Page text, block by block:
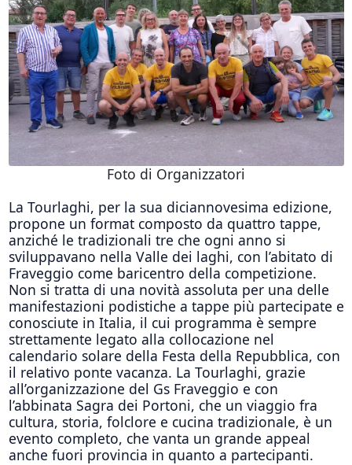
Foto di Organizzatori
La Tourlaghi, per la sua diciannovesima edizione,
propone un format composto da quattro tappe,
anziché le tradizionali tre che ogni anno si
sviluppavano nella Valle dei laghi, con l’abitato di
Fraveggio come baricentro della competizione.
Non si tratta di una novità assoluta per una delle
manifestazioni podistiche a tappe più partecipate e
conosciute in Italia, il cui programma è sempre
strettamente legato alla collocazione nel
calendario solare della Festa della Repubblica, con
il relativo ponte vacanza. La Tourlaghi, grazie
all’organizzazione del Gs Fraveggio e con
l’abbinata Sagra dei Portoni, che un viaggio fra
cultura, storia, folclore e cucina tradizionale, è un
evento completo, che vanta un grande appeal
anche fuori provincia in quanto a partecipanti.